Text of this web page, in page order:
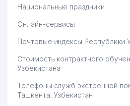
Национальные праздники
Онлайн-сервисы
Почтовые индексы Республики
Стоимость контрактного
Узбекистана
Телефоны служб экстренной
Ташкента, Узбекистан